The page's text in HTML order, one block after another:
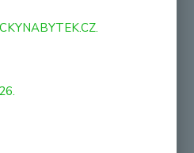
dočkat.... Brmmm,